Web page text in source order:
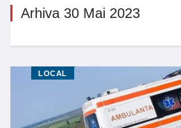
Arhiva 30 Mai 2023
LOCAL